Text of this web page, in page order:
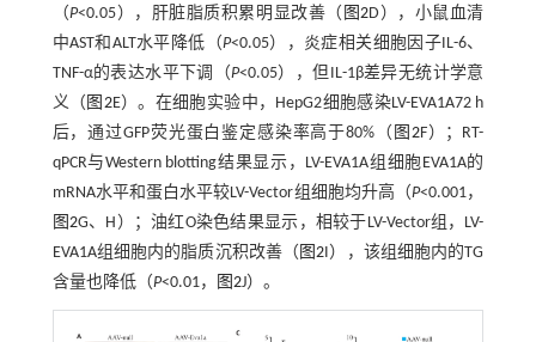
（P<0.05），肝脏脂质积累明显改善（ 图2D），小鼠血清
中AST和ALT水平降低（P<0.05），炎症相关细胞因子IL-6、
TNF-α的表达水平下调（P<0.05），但IL-1β差异无统计学意
义（ 图2E）。在细胞实验中，HepG2细胞感染LV-EVA1A72 h
后，通过GFP荧光蛋白鉴定感染率高于80%（ 图2F）；RT-
qPCR与Western blotting结果显示，LV-EVA1A组细胞EVA1A的
mRNA水平和蛋白水平较LV-Vector组细胞均升高（P<0.001，
图2G、H）；油红O染色结果显示，相较于LV-Vector组，LV-
EVA1A组细胞内的脂质沉积改善（ 图2 I），该组细胞内的TG
含量也降低（P<0.01， 图2J）。